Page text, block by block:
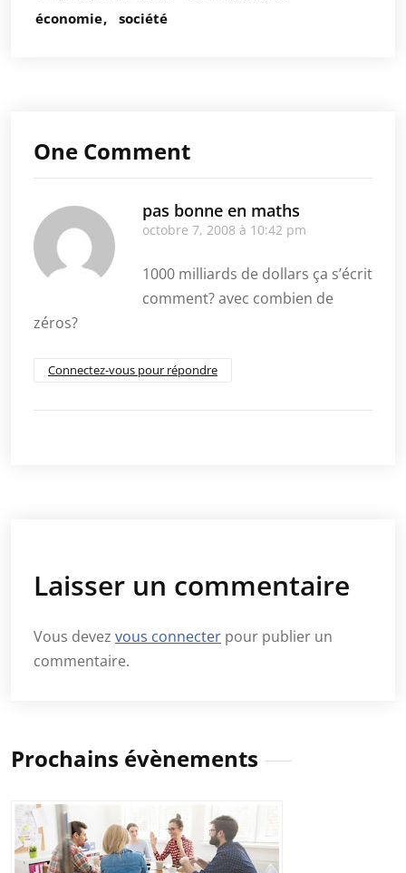
économie
société
One Comment
pas bonne en maths
octobre 7, 2008 à 10:42 pm
1000 milliards de dollars ça s’écrit
comment? avec combien de
zéros?
Connectez-vous pour répondre
Laisser un commentaire
Vous devez vous connecter pour publier un
commentaire.
Prochains évènements